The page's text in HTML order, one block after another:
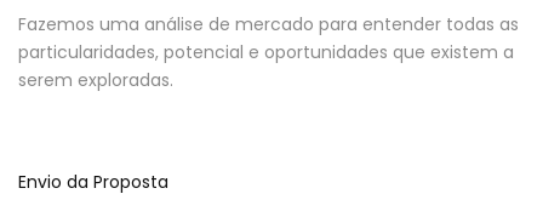
Fazemos uma análise de mercado para entender todas as
particularidades, potencial e oportunidades que existem a
serem exploradas.
Envio da Proposta